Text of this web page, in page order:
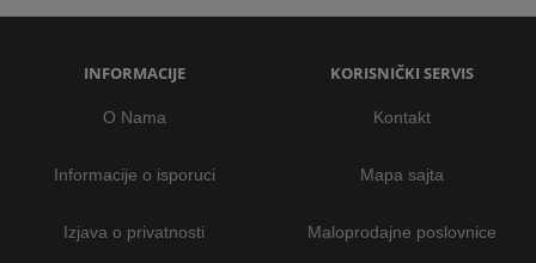
INFORMACIJE
O Nama
Informacije o isporuci
Izjava o privatnosti
KORISNIČKI SERVIS
Kontakt
Mapa sajta
Maloprodajne poslovnice